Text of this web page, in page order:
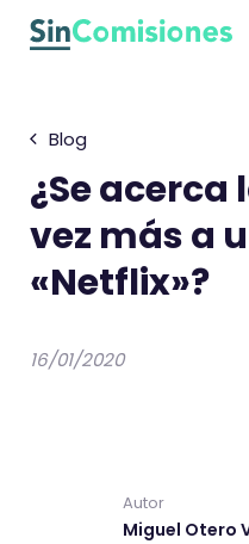
Blog
¿Se acerca
vez más a
«Netflix»?
16/01/2020
Autor
Miguel Otero